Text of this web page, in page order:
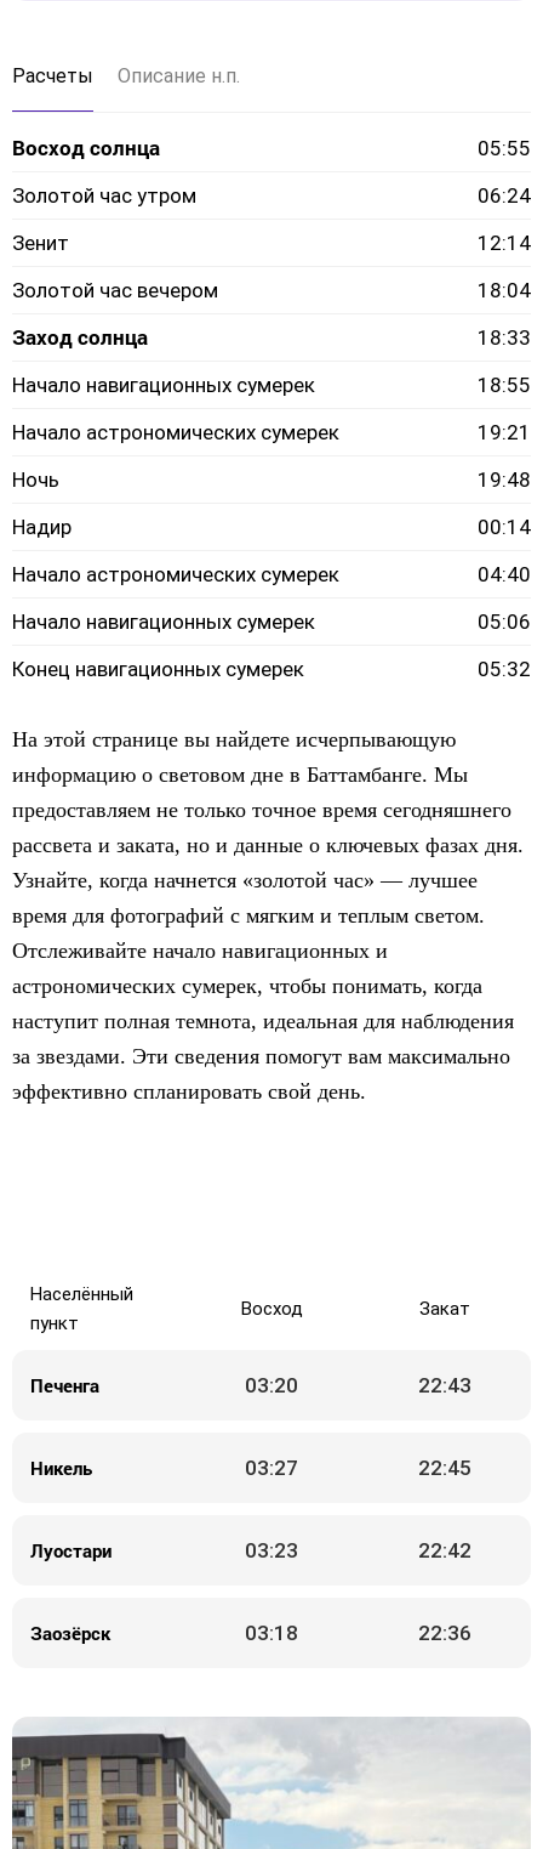
Расчеты Описание н.п.
Восход солнца
05:55
Золотой час утром
06:24
Зенит
12:14
Золотой час вечером
18:04
Заход солнца
18:33
Начало навигационных сумерек
18:55
Начало астрономических сумерек
19:21
Ночь
19:48
Надир
00:14
Начало астрономических сумерек
04:40
Начало навигационных сумерек
05:06
Конец навигационных сумерек
05:32
На этой странице вы найдете исчерпывающую
информацию о световом дне в Баттамбанге. Мы
предоставляем не только точное время сегодняшнего
рассвета и заката, но и данные о ключевых фазах дня.
Узнайте, когда начнется «золотой час» — лучшее
время для фотографий с мягким и теплым светом.
Отслеживайте начало навигационных и
астрономических сумерек, чтобы понимать, когда
наступит полная темнота, идеальная для наблюдения
за звездами. Эти сведения помогут вам максимально
эффективно спланировать свой день.
Населённый
пункт
Восход Закат
Печенга 03:20 22:43
Никель 03:27 22:45
Луостари 03:23 22:42
Заозёрск 03:18 22:36